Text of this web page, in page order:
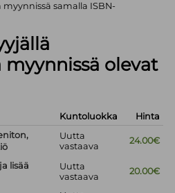
samalla ISBN-
myynnissä olevat
Kuntoluokka
Hinta
Uutta
vastaava
24.00€
lisää
Uutta
vastaava
20.00€